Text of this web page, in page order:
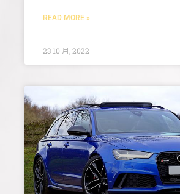
READ MORE »
23 10 月, 2022